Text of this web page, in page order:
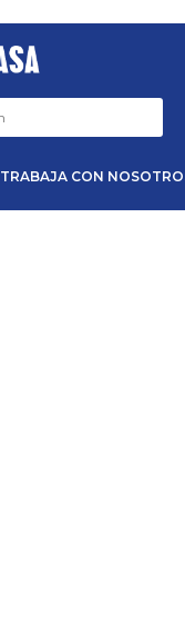
TRABAJA CON